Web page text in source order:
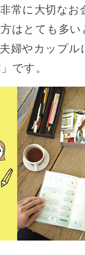
常に大切なお
はとても多
婦やカップ
です。